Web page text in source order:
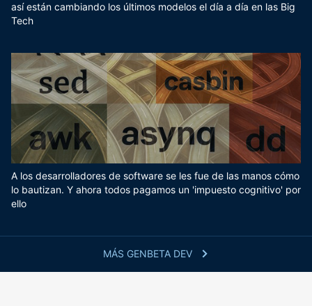
MÁS GENBETA DEV
así están cambiando los últimos modelos el día a día en las Big
Tech
A los desarrolladores de software se les fue de las manos cómo
lo bautizan. Y ahora todos pagamos un 'impuesto cognitivo' por
ello